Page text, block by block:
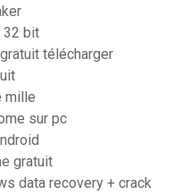
32 bit
télécharger
mille
sur pc
gratuit
data recovery + crack